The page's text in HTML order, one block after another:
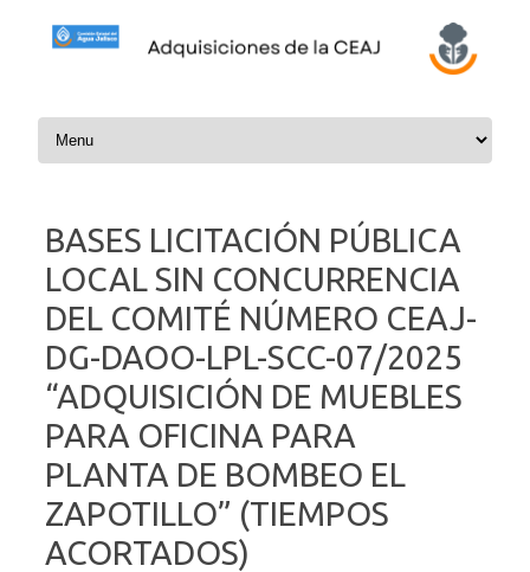
Skip to content
BASES LICITACIÓN PÚBLICA
LOCAL SIN CONCURRENCIA
DEL COMITÉ NÚMERO CEAJ-
DG-DAOO-LPL-SCC-07/2025
“ADQUISICIÓN DE MUEBLES
PARA OFICINA PARA
PLANTA DE BOMBEO EL
ZAPOTILLO” (TIEMPOS
ACORTADOS)